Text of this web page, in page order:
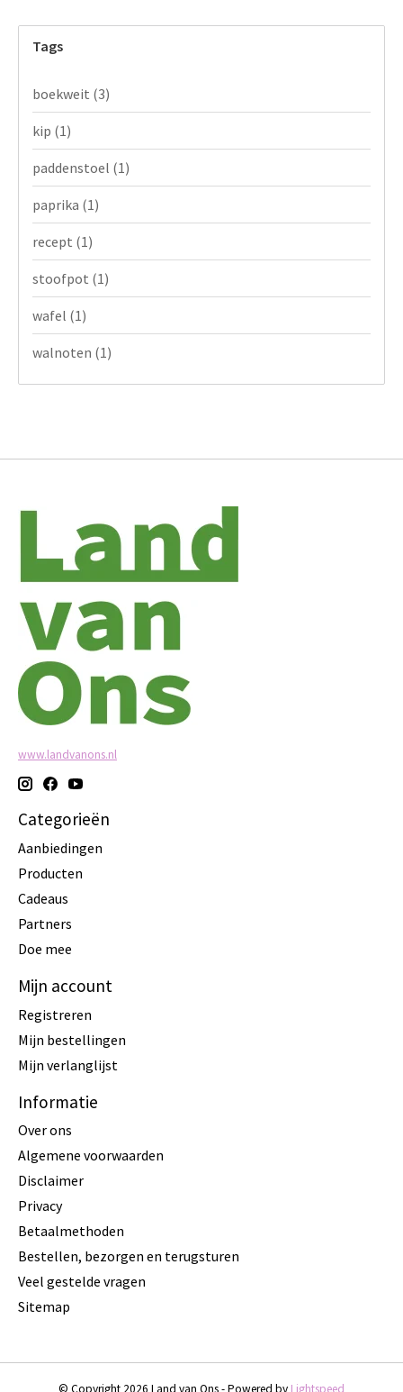
Tags
boekweit (3)
kip (1)
paddenstoel (1)
paprika (1)
recept (1)
stoofpot (1)
wafel (1)
walnoten (1)
www.landvanons.nl
Categorieën
Aanbiedingen
Producten
Cadeaus
Partners
Doe mee
Mijn account
Registreren
Mijn bestellingen
Mijn verlanglijst
Informatie
Over ons
Algemene voorwaarden
Disclaimer
Privacy
Betaalmethoden
Bestellen, bezorgen en terugsturen
Veel gestelde vragen
Sitemap